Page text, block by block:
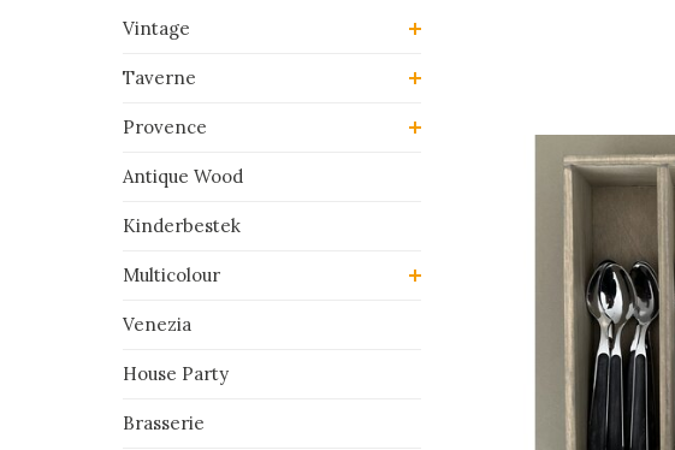
Vintage
Taverne
Provence
Antique Wood
Kinderbestek
Multicolour
Venezia
House Party
Brasserie